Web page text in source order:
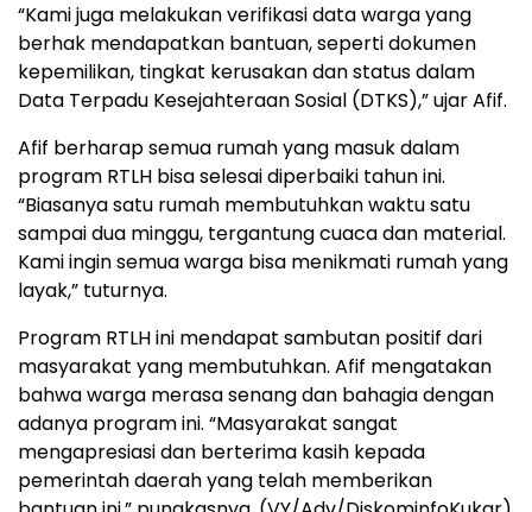
“Kami juga melakukan verifikasi data warga yang
berhak mendapatkan bantuan, seperti dokumen
kepemilikan, tingkat kerusakan dan status dalam
Data Terpadu Kesejahteraan Sosial (DTKS),” ujar Afif.
Afif berharap semua rumah yang masuk dalam
program RTLH bisa selesai diperbaiki tahun ini.
“Biasanya satu rumah membutuhkan waktu satu
sampai dua minggu, tergantung cuaca dan material.
Kami ingin semua warga bisa menikmati rumah yang
layak,” tuturnya.
Program RTLH ini mendapat sambutan positif dari
masyarakat yang membutuhkan. Afif mengatakan
bahwa warga merasa senang dan bahagia dengan
adanya program ini. “Masyarakat sangat
mengapresiasi dan berterima kasih kepada
pemerintah daerah yang telah memberikan